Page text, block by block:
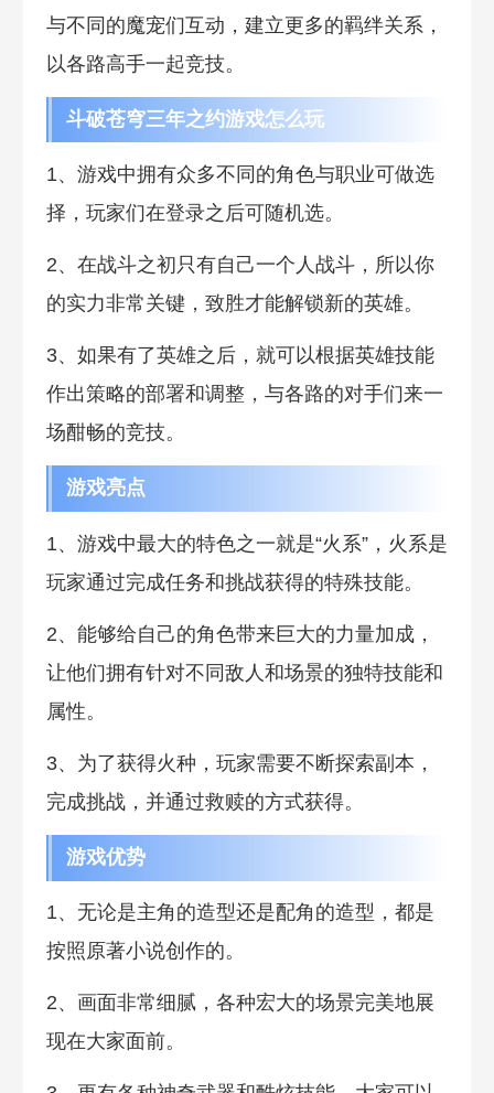
与不同的魔宠们互动，建立更多的羁绊关系，
以各路高手一起竞技。
斗破苍穹三年之约游戏怎么玩
1、游戏中拥有众多不同的角色与职业可做选
择，玩家们在登录之后可随机选。
2、在战斗之初只有自己一个人战斗，所以你
的实力非常关键，致胜才能解锁新的英雄。
3、如果有了英雄之后，就可以根据英雄技能
作出策略的部署和调整，与各路的对手们来一
场酣畅的竞技。
游戏亮点
1、游戏中最大的特色之一就是“火系”，火系是
玩家通过完成任务和挑战获得的特殊技能。
2、能够给自己的角色带来巨大的力量加成，
让他们拥有针对不同敌人和场景的独特技能和
属性。
3、为了获得火种，玩家需要不断探索副本，
完成挑战，并通过救赎的方式获得。
游戏优势
1、无论是主角的造型还是配角的造型，都是
按照原著小说创作的。
2、画面非常细腻，各种宏大的场景完美地展
现在大家面前。